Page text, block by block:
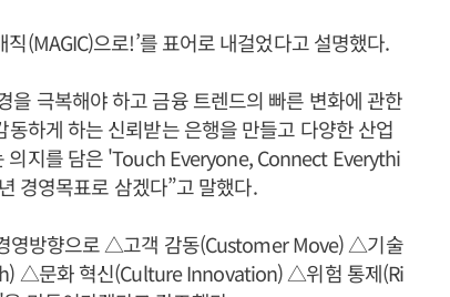
(MAGIC)으로!’를 표어로 내걸었다고 설명했다.
극복해야 하고 금융 트렌드의 빠른 변화에 관한
하게 하는 신뢰받는 은행을 만들고 다양한 산업
의지를 담은 'Touch Everyone, Connect Everythi
경영목표로 삼겠다”고 말했다.
영방향으로 △고객 감동(Customer Move) △기술
△문화 혁신(Culture Innovation) △위험 통제(Ri